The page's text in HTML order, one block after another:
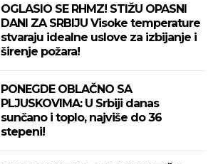
OGLASIO SE RHMZ! STIŽU OPASNI
DANI ZA SRBIJU Visoke temperature
stvaraju idealne uslove za izbijanje i
širenje požara!
PONEGDE OBLAČNO SA
PLJUSKOVIMA: U Srbiji danas
sunčano i toplo, najviše do 36
stepeni!